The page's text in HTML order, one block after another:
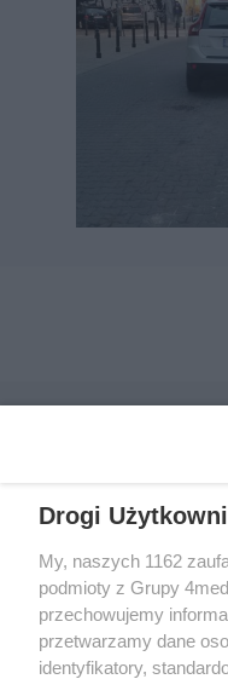
Reklama
Regulamin
Drogi
My, naszych 1162
podmioty z Grupy
przechowujemy
przetwarzamy dane
identyfikatory,